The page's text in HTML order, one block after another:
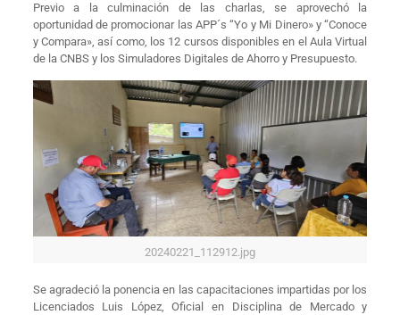
Previo a la culminación de las charlas, se aprovechó la
oportunidad de promocionar las APP´s “Yo y Mi Dinero» y “Conoce
y Compara», así como, los 12 cursos disponibles en el Aula Virtual
de la CNBS y los Simuladores Digitales de Ahorro y Presupuesto.
20240221_112912.jpg
Se agradeció la ponencia en las capacitaciones impartidas por los
Licenciados Luis López, Oficial en Disciplina de Mercado y